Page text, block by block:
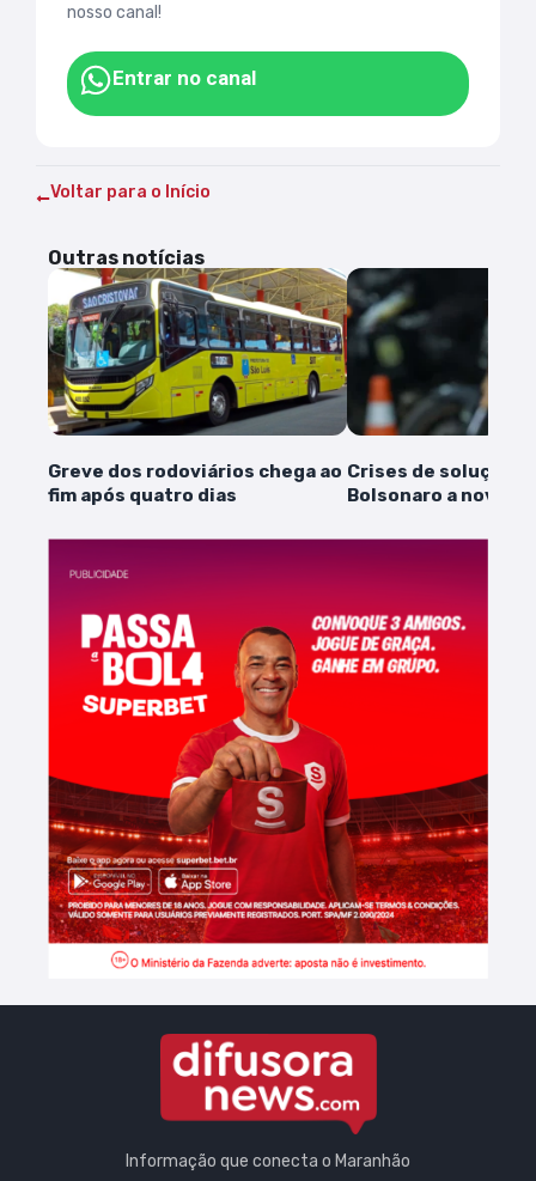
nosso canal!
Entrar no canal
Voltar para o Início
Outras notícias
Greve dos rodoviários chega ao
fim após quatro dias
Crises de soluços
Bolsonaro a nova
Informação que conecta o Maranhão